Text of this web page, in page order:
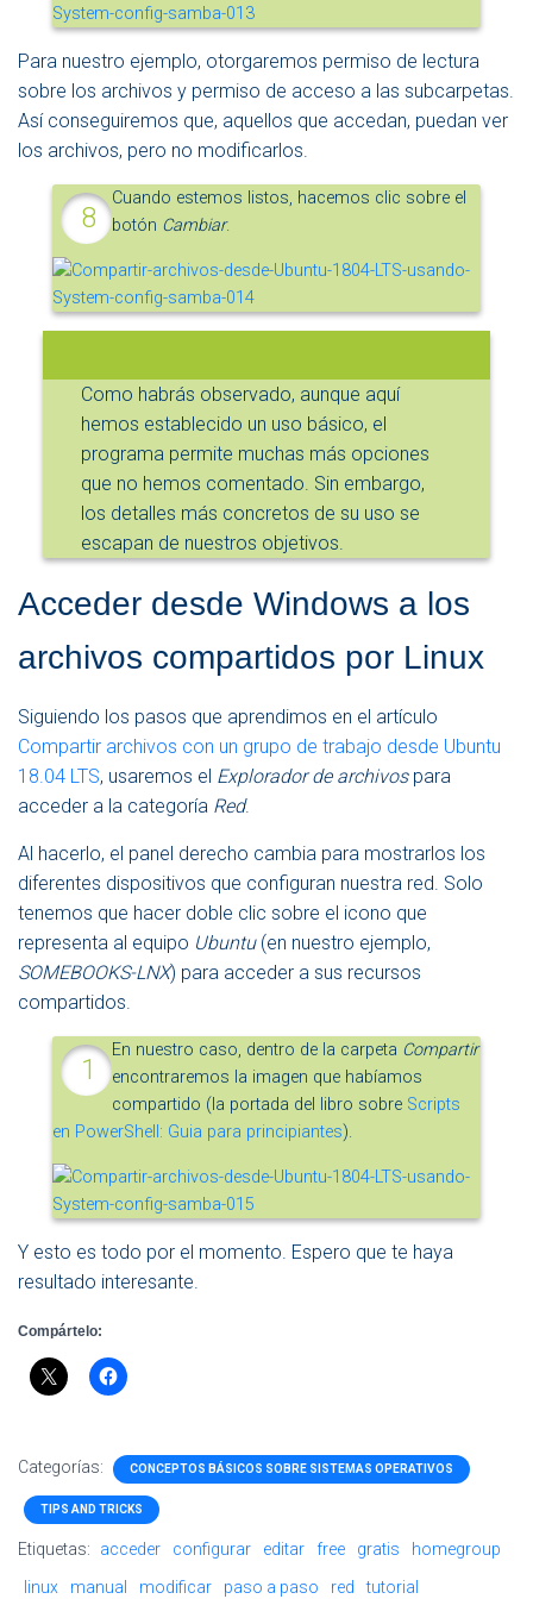
Para nuestro ejemplo, otorgaremos permiso de lectura
sobre los archivos y permiso de acceso a las subcarpetas.
Así conseguiremos que, aquellos que accedan, puedan ver
los archivos, pero no modificarlos.
Cuando estemos listos, hacemos clic sobre el
botón Cambiar.
Como habrás observado, aunque aquí
hemos establecido un uso básico, el
programa permite muchas más opciones
que no hemos comentado. Sin embargo,
los detalles más concretos de su uso se
escapan de nuestros objetivos.
Acceder desde Windows a los
archivos compartidos por Linux
Siguiendo los pasos que aprendimos en el artículo
Compartir archivos con un grupo de trabajo desde Ubuntu
18.04 LTS, usaremos el Explorador de archivospara
acceder a la categoría Red.
Al hacerlo, el panel derecho cambia para mostrarlos los
diferentes dispositivos que configuran nuestra red. Solo
tenemos que hacer doble clic sobre el icono que
representa al equipo Ubuntu(en nuestro ejemplo,
SOMEBOOKS-LNX) para acceder a sus recursos
compartidos.
En nuestro caso, dentro de la carpeta Compartir
encontraremos la imagen que habíamos
compartido (la portada del libro sobre Scripts
en PowerShell: Guia para principiantes).
Y esto es todo por el momento. Espero que te haya
resultado interesante.
Compártelo:
Categorías: CONCEPTOS BÁSICOS SOBRE SISTEMAS OPERATIVOS
TIPS AND TRICKS
Etiquetas: acceder configurar editar free gratis
homegroup
linux
manual modificar paso a paso red
tutorial